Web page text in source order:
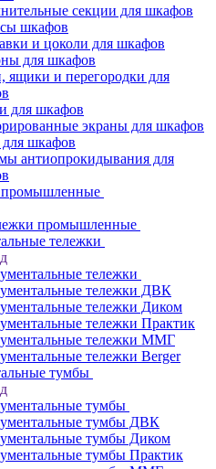
секции для шкафов
шкафов
и цоколи для шкафов
для шкафов
ящики и перегородки для
для шкафов
экраны для шкафов
шкафов
антиопрокидывания для
промышленные
тележки
тележки
тележки ДВК
тележки Диком
тележки Практик
тележки ММГ
тележки Berger
тумбы
тумбы
тумбы ДВК
тумбы Диком
тумбы Практик